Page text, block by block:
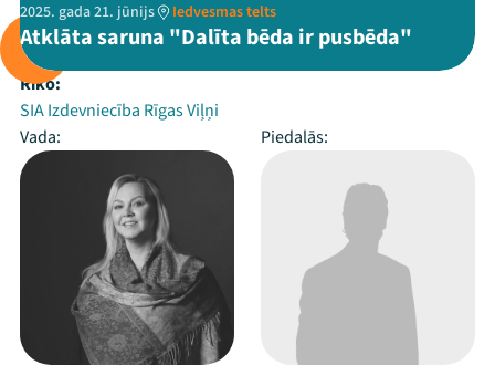
2025. gada 21. jūnijs Iedvesmas telts
Atklāta saruna "Dalīta bēda ir pusbēda"
Rīko:
SIA Izdevniecība Rīgas Viļņi
Vada:
Piedalās: